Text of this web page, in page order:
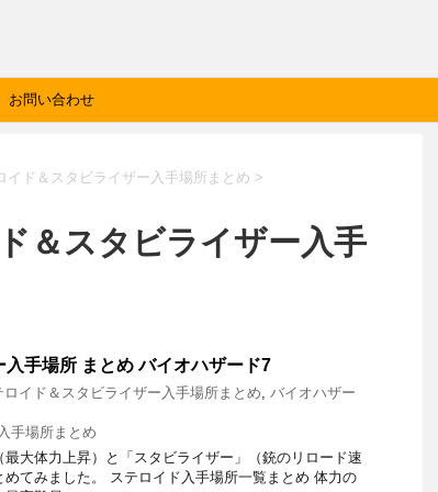
お問い合わせ
ド＆スタビライザー入手場所まとめ >
＆スタビライザー入手
手場所 まとめ バイオハザード7
イド＆スタビライザー入手場所まとめ, バイオハザー
手場所まとめ
大体力上昇）と「スタビライザー」（銃のリロード速
てみました。 ステロイド入手場所一覧まとめ 体力の